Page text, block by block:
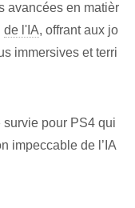
avancées en matièr
de l'IA, offrant aux jo
immersives et terri
survie pour PS4 qui
impeccable de l’IA